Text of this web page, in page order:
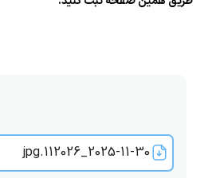
2025-11-30_112026.jpg